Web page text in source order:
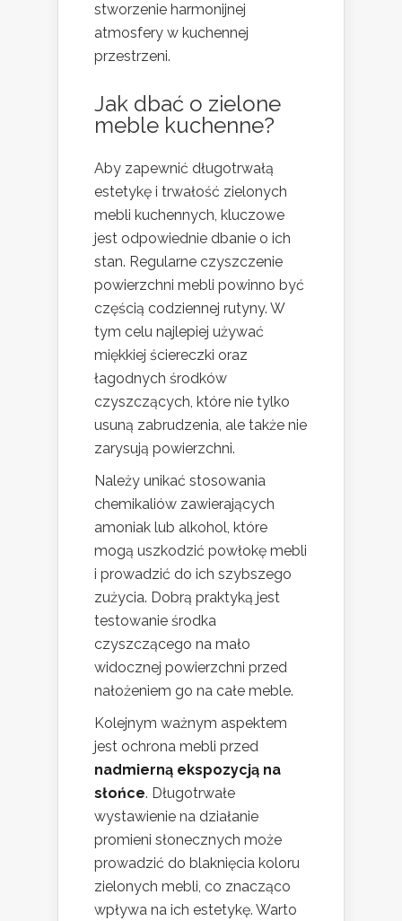
stworzenie harmonijnej
atmosfery w kuchennej
przestrzeni.
Jak dbać o zielone
meble kuchenne?
Aby zapewnić długotrwałą
estetykę i trwałość zielonych
mebli kuchennych, kluczowe
jest odpowiednie dbanie o ich
stan. Regularne czyszczenie
powierzchni mebli powinno być
częścią codziennej rutyny. W
tym celu najlepiej używać
miękkiej ściereczki oraz
łagodnych środków
czyszczących, które nie tylko
usuną zabrudzenia, ale także nie
zarysują powierzchni.
Należy unikać stosowania
chemikaliów zawierających
amoniak lub alkohol, które
mogą uszkodzić powłokę mebli
i prowadzić do ich szybszego
zużycia. Dobrą praktyką jest
testowanie środka
czyszczącego na mało
widocznej powierzchni przed
nałożeniem go na całe meble.
Kolejnym ważnym aspektem
jest ochrona mebli przed
nadmierną ekspozycją na
słońce. Długotrwałe
wystawienie na działanie
promieni słonecznych może
prowadzić do blaknięcia koloru
zielonych mebli, co znacząco
wpływa na ich estetykę. Warto